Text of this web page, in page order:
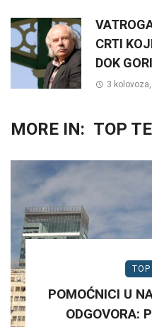
CRTI
DOK
3
MORE IN: TOP
POMOĆNICI U
ODGOVORA: